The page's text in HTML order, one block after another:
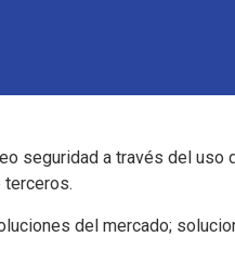
seguridad a través del
del mercado;